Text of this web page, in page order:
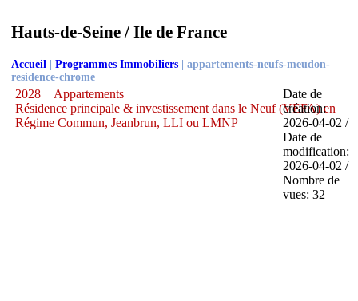
Hauts-de-Seine / Ile de France
Accueil |Programmes Immobiliers |appartements-neufs-meudon-
residence-chrome
2028
Appartements
Résidence principale & investissement dans le Neuf (VEFA) en
Régime Commun, Jeanbrun, LLI ou LMNP
Date de
création:
2026-04-02 /
Date de
modification:
2026-04-02 /
Nombre de
vues: 32